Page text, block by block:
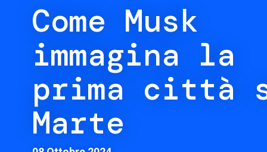
Come Musk
immagina la
prima città
Marte